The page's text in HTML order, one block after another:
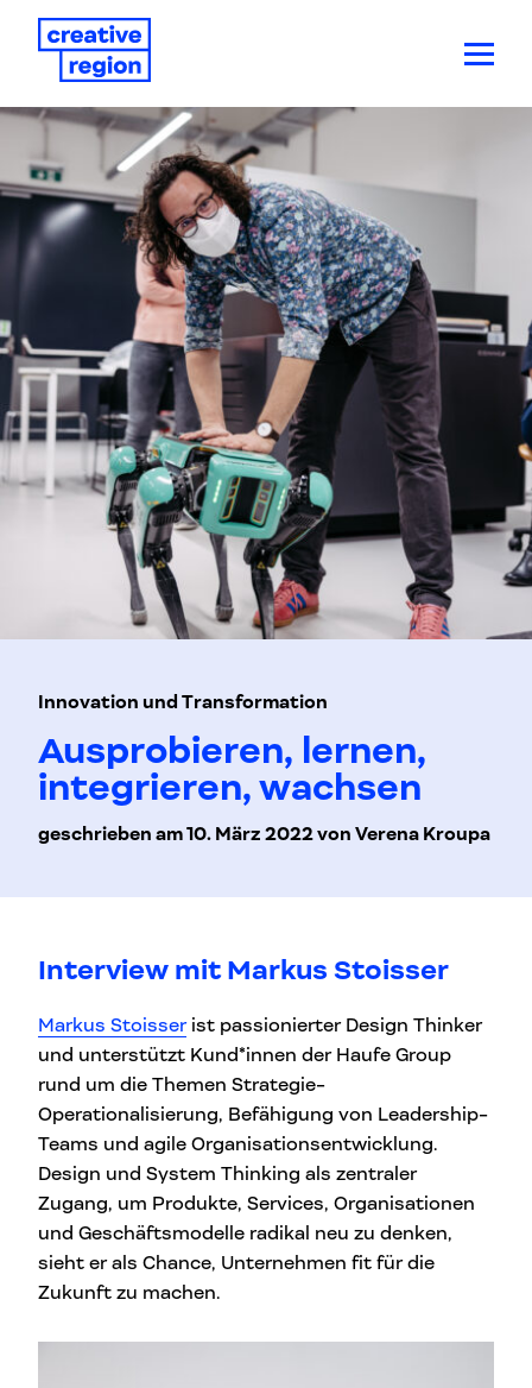
Innovation und Transformation
Ausprobieren, lernen,
integrieren, wachsen
geschrieben am 10. März 2022 von Verena Kroupa
Interview mit Markus Stoisser
Markus Stoisserist passionierter Design Thinker
und unterstützt Kund*innen der Haufe Group
rund um die Themen Strategie-
Operationalisierung, Befähigung von Leadership-
Teams und agile Organisationsentwicklung.
Design und System Thinking als zentraler
Zugang, um Produkte, Services, Organisationen
und Geschäftsmodelle radikal neu zu denken,
sieht er als Chance, Unternehmen fit für die
Zukunft zu machen.